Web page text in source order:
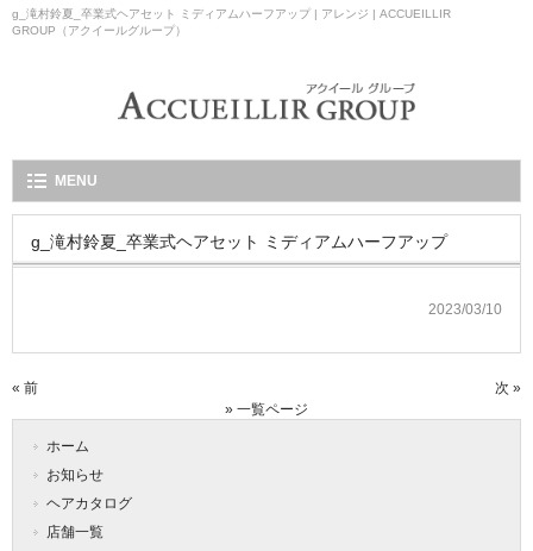
g_滝村鈴夏_卒業式ヘアセット ミディアムハーフアップ | アレンジ | ACCUEILLIR
GROUP（アクイールグループ）
MENU
g_滝村鈴夏_卒業式ヘアセット ミディアムハーフアップ
2023/03/10
« 前
次 »
» 一覧ページ
ホーム
お知らせ
ヘアカタログ
店舗一覧